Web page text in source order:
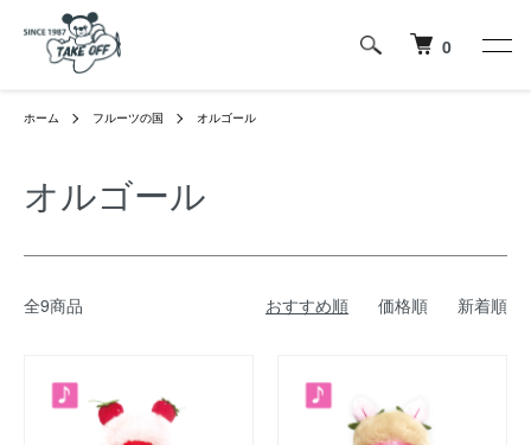
0
ホーム フルーツの国 オルゴール
オルゴール
全9商品 おすすめ順 価格順 新着順